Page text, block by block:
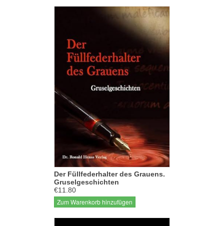
Der Füllfederhalter des Grauens.
Gruselgeschichten
€11.80
Zum Warenkorb hinzufügen